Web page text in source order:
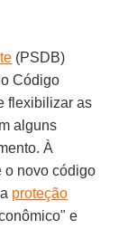
(PSDB)
Código
flexibilizar as
alguns
À
o novo código
proteção
e